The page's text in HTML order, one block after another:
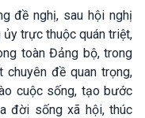
đề nghị, sau hội nghị
trực thuộc quán triệt,
toàn Đảng bộ, trong
đề quan trọng,
cuộc sống, tạo bước
đời sống xã hội, thúc